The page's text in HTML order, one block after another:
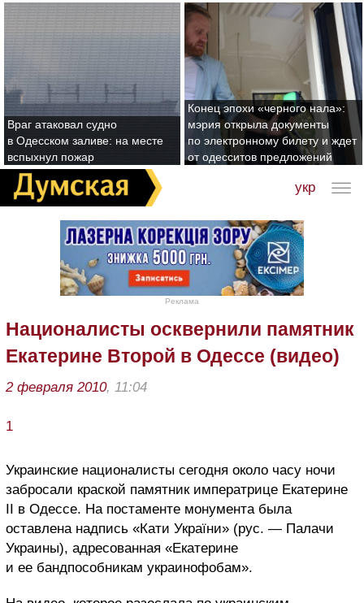
Враг атаковал судно
в Одесском заливе: на месте
вспыхнул пожар
Конец эпохи «черного нала»:
мэрия открыла документы
по электронному билету и ждет
от одесситов предложений
укр
Реклама
Националисты осквернили памятник
Екатерине Второй в Одессе (видео)
2 февраля 2010, 11:04
1
Украинские националисты сегодня около часу ночи
забросали краской памятник императрице Екатерине
II в Одессе. На постаменте монумента была
оставлена надпись «Кати України» (рус. — Палачи
Украины), адресованная «Екатерине
и ее бандпособникам украинофобам».